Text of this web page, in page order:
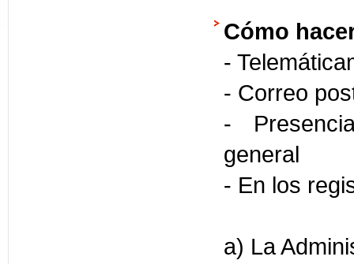
Cómo
-
- Correo
-
general
- En los
a) La